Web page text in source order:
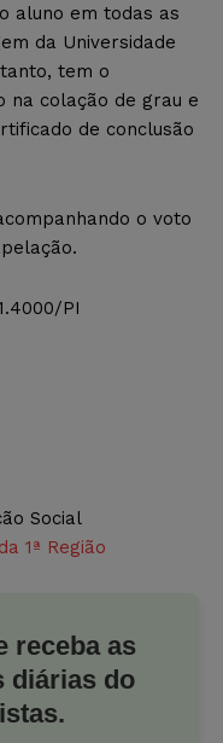
aluno em todas as
da Universidade
tem o
na colação de grau e
de conclusão
o voto
PI
Social
1ª Região
receba as
diárias do